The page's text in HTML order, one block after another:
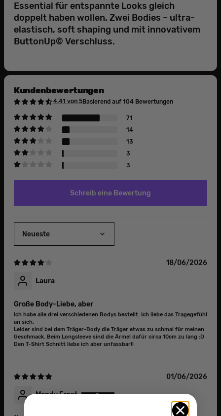
Essential für entspannte Looks gleich
doppelt haben wollen. Zwei Bodies – ultra-
elastisch, soft shaping und mit innovativem
ButtonUp© Verschluss.
Kundenbewertungen
4.41 von 5Basierend auf 104 Bewertungen
71
14
13
3
3
Schreib eine Bewertung
Sort by
18/06/2026
Laura
Große Body-Liebe, aber
Ich habe alle drei verschiedenen Bodys bestellt. Ich liebe das Tragegefühl
an sich.
Leider sind bei dem Träger-Body die Träger etwas zu schmal für meinen
Geschmack. Beim Longsleeve sind die Ärmel dafür circa 10cm zu lang :D
Den T-Shirt Schnitt liebe ich aber unfassbar!!
01/06/2026
Mandy Frast